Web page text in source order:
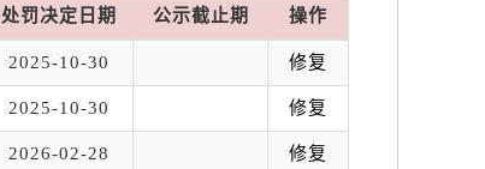
处罚决定日期 公示截止期 操作
2025-10-30 修复
2025-10-30 修复
2026-02-28 修复